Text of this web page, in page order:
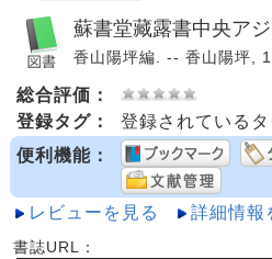
蘇書堂藏露書中央ア
香山陽坪編. -- 香山陽坪,
総合評価：
登録タグ：
登録されている
便利機能：
レビューを見る 詳細情報
書誌URL：